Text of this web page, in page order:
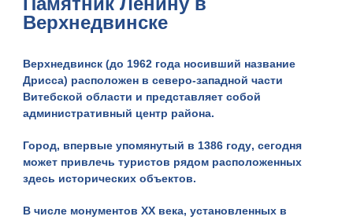
Верхнедвинске
Верхнедвинск (до 1962 года носивший название
Дрисса) расположен в северо-западной части
Витебской области и представляет собой
административный центр района.
Город, впервые упомянутый в 1386 году, сегодня
может привлечь туристов рядом расположенных
здесь исторических объектов.
В числе монументов ХХ века, установленных в